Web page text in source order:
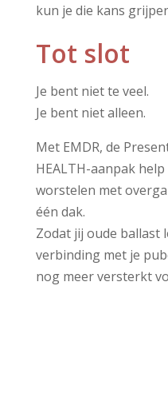
kun je die kans
Tot slot
Je bent niet te veel.
Je bent niet alleen.
Met EMDR, de
HEALTH-aanpak
worstelen met
één dak.
Zodat jij oude ballast
verbinding met je
nog meer versterkt